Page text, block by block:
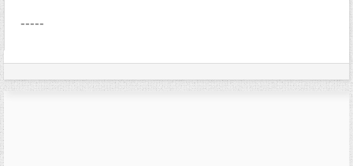
-----